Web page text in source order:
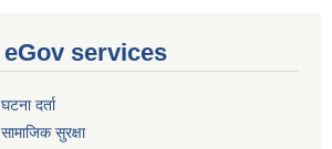
eGov services
घटना दर्ता
सामाजिक सुरक्षा